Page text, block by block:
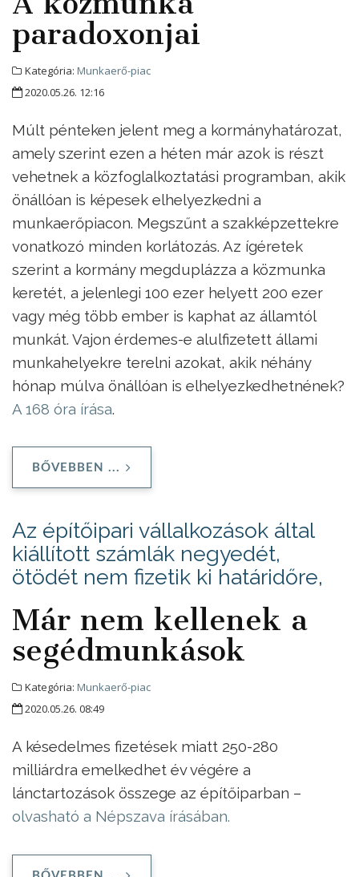
paradoxonjai
Kategória: Munkaerő-piac
2020.05.26. 12:16
Múlt pénteken jelent meg a kormányhatározat,
amely szerint ezen a héten már azok is részt
vehetnek a közfoglalkoztatási programban, akik
önállóan is képesek elhelyezkedni a
munkaerőpiacon. Megszűnt a szakképzettekre
vonatkozó minden korlátozás. Az ígéretek
szerint a kormány megduplázza a közmunka
keretét, a jelenlegi 100 ezer helyett 200 ezer
vagy még több ember is kaphat az államtól
munkát. Vajon érdemes-e alulfizetett állami
munkahelyekre terelni azokat, akik néhány
hónap múlva önállóan is elhelyezkedhetnének?
A 168 óra írása.
BŐVEBBEN ...
Az építőipari vállalkozások által
kiállított számlák negyedét,
ötödét nem fizetik ki határidőre,
Már nem kellenek a
segédmunkások
Kategória: Munkaerő-piac
2020.05.26. 08:49
A késedelmes fizetések miatt 250-280
milliárdra emelkedhet év végére a
lánctartozások összege az építőiparban –
olvasható a Népszava írásában.